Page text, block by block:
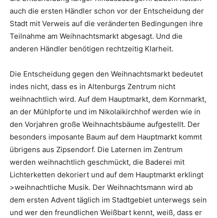
auch die ersten Händler schon vor der Entscheidung der
Stadt mit Verweis auf die veränderten Bedingungen ihre
Teilnahme am Weihnachtsmarkt abgesagt. Und die
anderen Händler benötigen rechtzeitig Klarheit.
Die Entscheidung gegen den Weihnachtsmarkt bedeutet
indes nicht, dass es in Altenburgs Zentrum nicht
weihnachtlich wird. Auf dem Hauptmarkt, dem Kornmarkt,
an der Mühlpforte und im Nikolaikirchhof werden wie in
den Vorjahren große Weihnachtsbäume aufgestellt. Der
besonders imposante Baum auf dem Hauptmarkt kommt
übrigens aus Zipsendorf. Die Laternen im Zentrum
werden weihnachtlich geschmückt, die Baderei mit
Lichterketten dekoriert und auf dem Hauptmarkt erklingt
>weihnachtliche Musik. Der Weihnachtsmann wird ab
dem ersten Advent täglich im Stadtgebiet unterwegs sein
und wer den freundlichen Weißbart kennt, weiß, dass er